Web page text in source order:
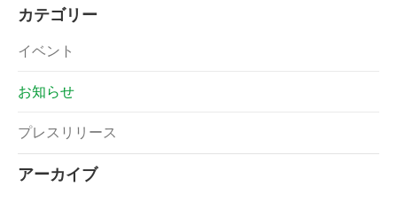
カテゴリー
イベント
お知らせ
プレスリリース
アーカイブ